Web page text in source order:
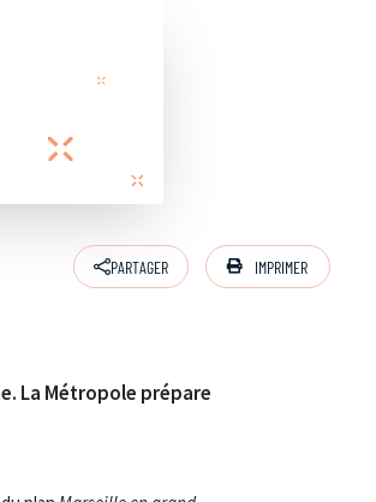
PARTAGER IMPRIMER
La Métropole prépare